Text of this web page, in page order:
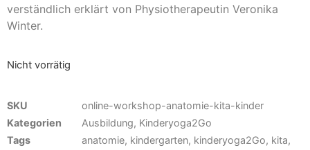
verständlich erklärt von Physiotherapeutin Veronika
Winter.
Nicht vorrätig
SKU
online-workshop-anatomie-kita-kinder
Kategorien
Ausbildung, Kinderyoga2Go
Tags
anatomie, kindergarten, kinderyoga2Go, kita,